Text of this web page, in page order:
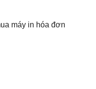
máy in hóa đơn